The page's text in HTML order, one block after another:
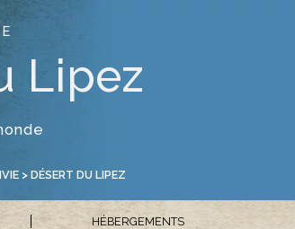
Lipez
> DÉSERT DU LIPEZ
HÉBERGEMENTS